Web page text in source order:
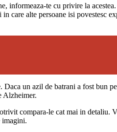
informeaza-te cu privire la
care alte persoane isi povestesc
un azil de batrani a fost bun
Alzheimer.
compara-le cat mai in detaliu.
imagini.